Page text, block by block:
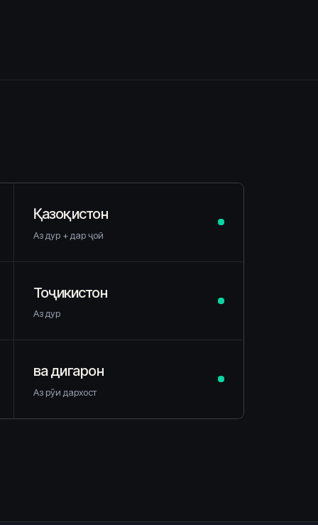
Қазоқистон
Аз дур + дар ҷой
Тоҷикистон
Аз дур
ва дигарон
Аз рӯи дархост